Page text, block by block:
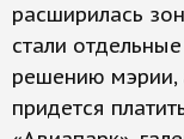
расширилась
стали
решению мэрии,
придется